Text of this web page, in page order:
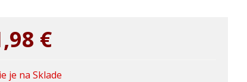
€
je na Sklade